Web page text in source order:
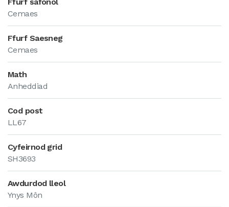
Cemaes
Ffurf Saesneg
Cemaes
Math
Anheddiad
Cod post
LL67
Cyfeirnod grid
SH3693
Awdurdod lleol
Ynys Môn